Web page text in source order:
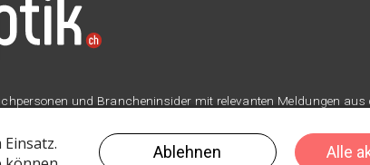
und Brancheninsider mit relevanten Meldungen aus